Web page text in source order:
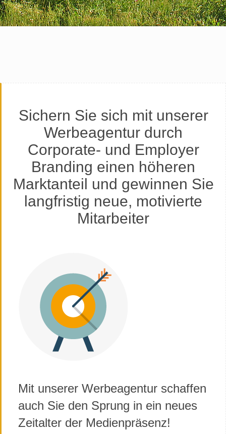
Sichern Sie sich mit unserer
Werbeagentur durch
Corporate- und Employer
Branding einen höheren
Marktanteil und gewinnen Sie
langfristig neue, motivierte
Mitarbeiter
Mit unserer Werbeagentur schaffen
auch Sie den Sprung in ein neues
Zeitalter der Medienpräsenz!